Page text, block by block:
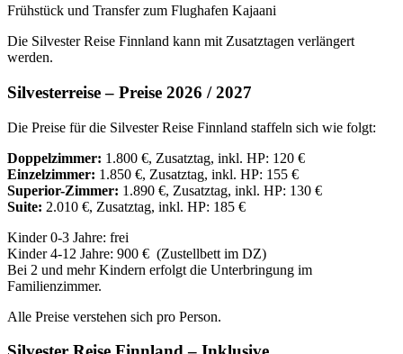
Frühstück und Transfer zum Flughafen Kajaani
Die Silvester Reise Finnland kann mit Zusatztagen verlängert
werden.
Silvesterreise – Preise 2026 / 2027
Die Preise für die Silvester Reise Finnland staffeln sich wie folgt:
Doppelzimmer: 1.800 €, Zusatztag, inkl. HP: 120 €
Einzelzimmer: 1.850 €, Zusatztag, inkl. HP: 155 €
Superior-Zimmer: 1.890 €, Zusatztag, inkl. HP: 130 €
Suite: 2.010 €, Zusatztag, inkl. HP: 185 €
Kinder 0-3 Jahre: frei
Kinder 4-12 Jahre: 900 € (Zustellbett im DZ)
Bei 2 und mehr Kindern erfolgt die Unterbringung im
Familienzimmer.
Alle Preise verstehen sich pro Person.